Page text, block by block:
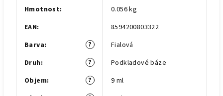
Hmotnost:
0.056 kg
EAN:
8594200803322
?
Barva:
Fialová
?
Druh:
Podkladové báze
?
Objem:
9 ml